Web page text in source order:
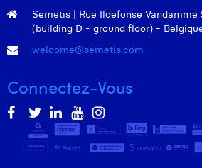
Semetis | Rue Ildefonse
(building D - ground floor) -
welcome@semetis.com
Connectez-Vous